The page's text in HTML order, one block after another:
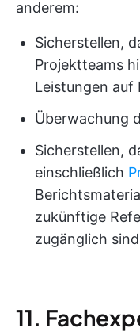
anderem:
Sicherstellen,
Projektteams
Leistungen auf
Überwachung
Sicherstellen,
einschließlich
zukünftige
zugänglich sind
11.